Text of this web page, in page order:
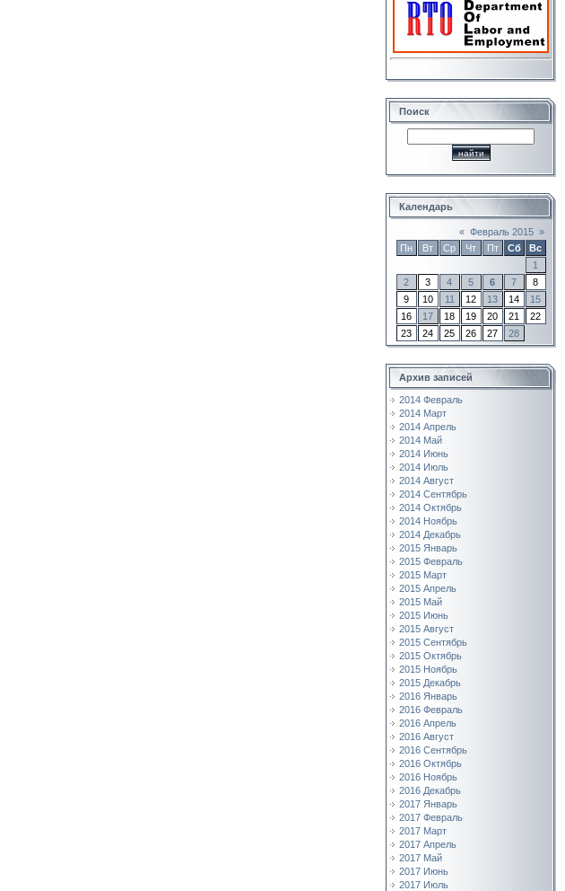
Поиск
Календарь
« Февраль 2015 »
Пн
Вт Ср Чт Пт Сб
Вс
1
2
3 4 5 6 7
8
9
10 11 12 13 14
15
16
17 18 19 20 21
22
23
24 25 26 27 28
Архив записей
2014 Февраль
2014 Март
2014 Апрель
2014 Май
2014 Июнь
2014 Июль
2014 Август
2014 Сентябрь
2014 Октябрь
2014 Ноябрь
2014 Декабрь
2015 Январь
2015 Февраль
2015 Март
2015 Апрель
2015 Май
2015 Июнь
2015 Август
2015 Сентябрь
2015 Октябрь
2015 Ноябрь
2015 Декабрь
2016 Январь
2016 Февраль
2016 Апрель
2016 Август
2016 Сентябрь
2016 Октябрь
2016 Ноябрь
2016 Декабрь
2017 Январь
2017 Февраль
2017 Март
2017 Апрель
2017 Май
2017 Июнь
2017 Июль